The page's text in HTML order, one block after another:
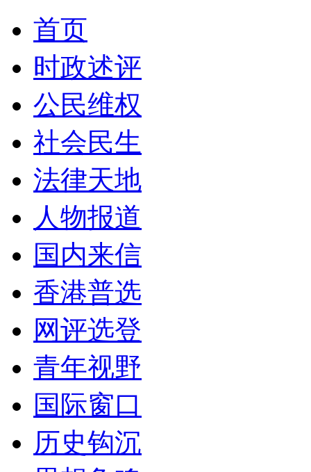
首页
时政述评
公民维权
社会民生
法律天地
人物报道
国内来信
香港普选
网评选登
青年视野
国际窗口
历史钩沉